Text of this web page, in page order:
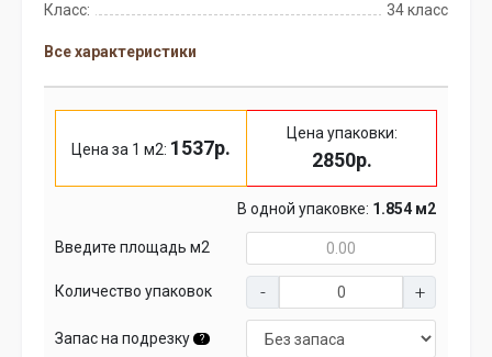
Класс:
34 класс
Все характеристики
Цена за 1 м2: 1537р.
Цена упаковки:
2850р.
В одной упаковке: 1.854 м2
Введите площадь м2
Количество упаковок
Запас на подрезку ?